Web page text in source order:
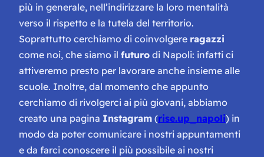
più in generale, nell’indirizzare la loro mentalità
verso il rispetto e la tutela del territorio.
Soprattutto cerchiamo di coinvolgere ragazzi
come noi, che siamo il futuro di Napoli: infatti ci
attiveremo presto per lavorare anche insieme alle
scuole. Inoltre, dal momento che appunto
cerchiamo di rivolgerci ai più giovani, abbiamo
creato una pagina Instagram (rise.up_napoli) in
modo da poter comunicare i nostri appuntamenti
e da farci conoscere il più possibile ai nostri